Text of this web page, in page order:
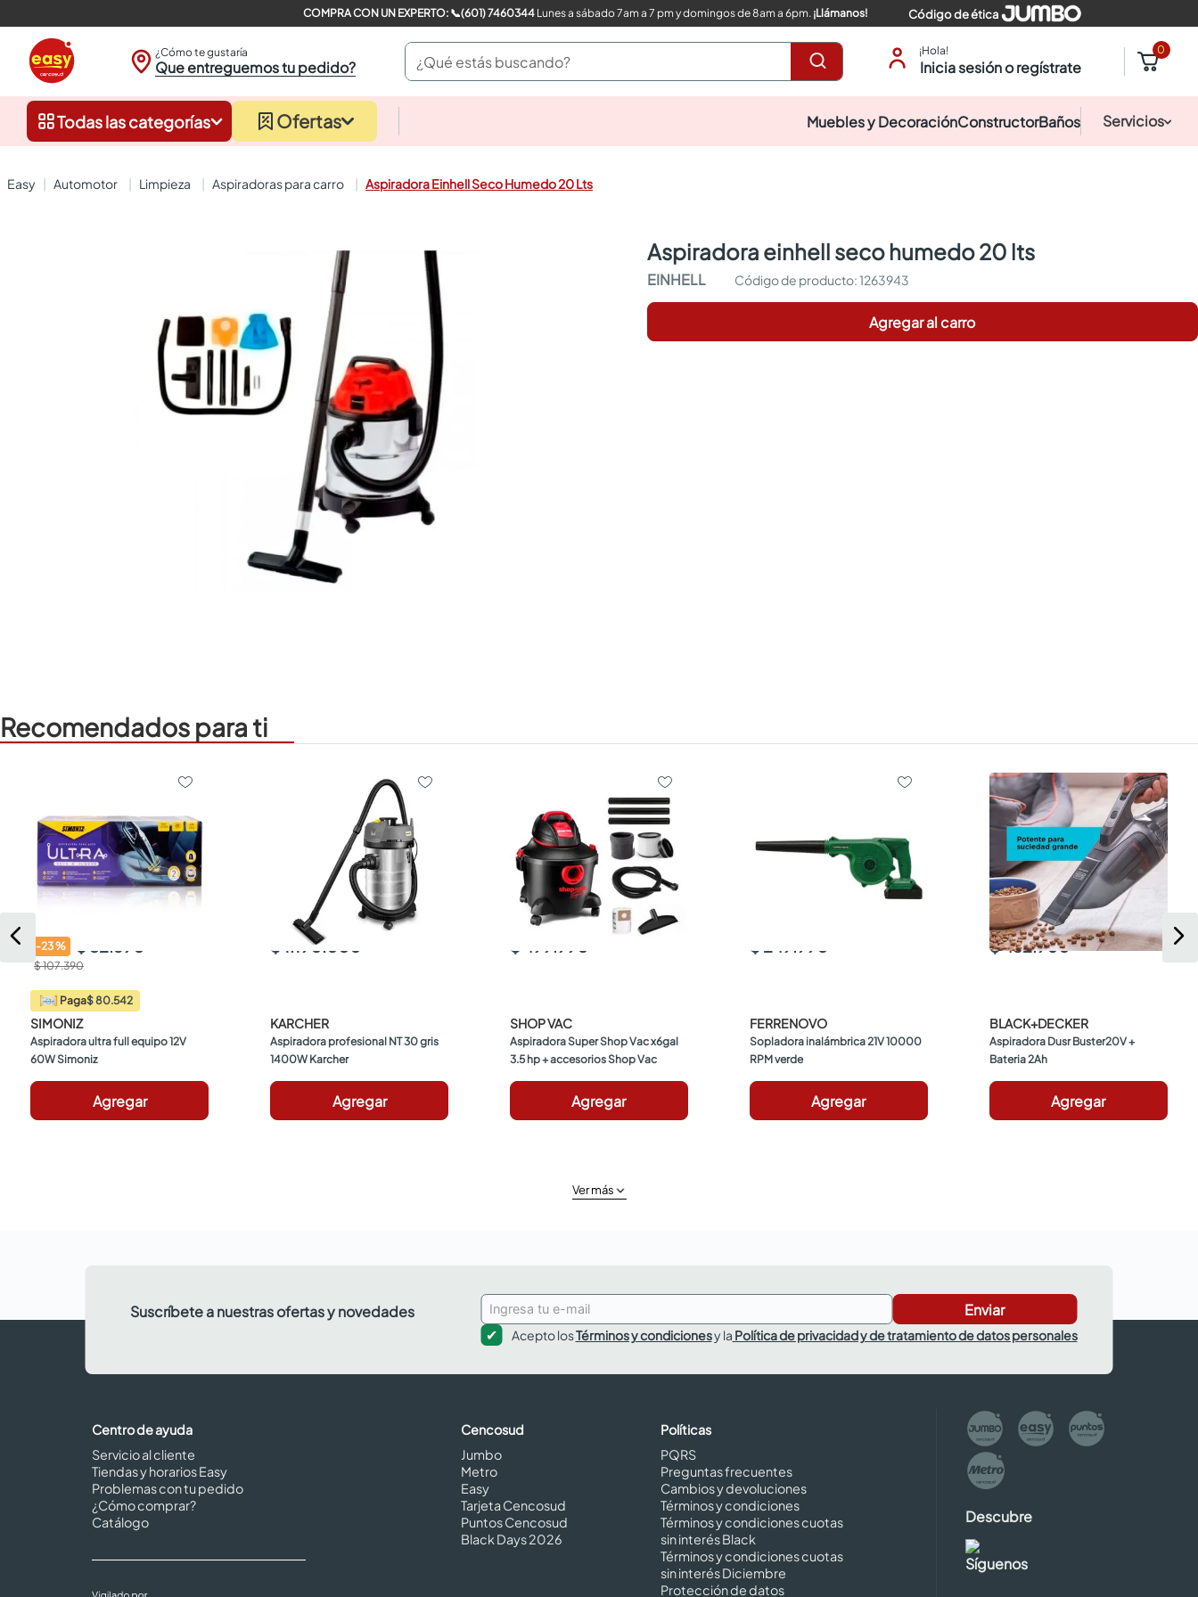
COMPRA CON UN EXPERTO: 📞(601) 7460344Lunes a sábado 7am a 7 pm y domingos de 8am a 6pm. ¡Llámanos! Código de ética
¿Cómo te gustaría
Que entreguemos tu pedido?
¿Qué estás buscando? ¡Hola!
Inicia sesión o regístrate
0
Todas las categorías Ofertas Muebles y DecoraciónConstructorBaños Servicios
automotor limpieza aspiradoras para carro Aspiradora Einhell Seco Humedo 20 Lts
aspiradora einhell seco humedo 20 lts
EINHELL :1263943
Agregar al carro
Recomendados para ti
-23% $ 82.690
$ 107.390
Paga$ 80.542
SIMONIZ
Aspiradora ultra full equipo 12V
60W Simoniz
Agregar
$ 1.190.000
KARCHER
Aspiradora profesional NT 30 gris
1400W Karcher
Agregar
$ 499.990
SHOP VAC
Aspiradora Super Shop Vac x6gal
3.5 hp + accesorios Shop Vac
Agregar
$ 249.990
FERRENOVO
Sopladora inalámbrica 21V 10000
RPM verde
Agregar
$ 452.900
BLACK+DECKER
Aspiradora Dusr Buster20V +
Bateria 2Ah
Agregar
Ver más
Suscríbete a nuestras ofertas y novedades Enviar
Acepto losTérminos y condicionesy la Política de privacidad y de tratamiento de datos personales
Centro de ayuda
Servicio al cliente
Tiendas y horarios Easy
Problemas con tu pedido
¿Cómo comprar?
Catálogo
Cencosud
Jumbo
Metro
Easy
Tarjeta Cencosud
Puntos Cencosud
Black Days 2026
Políticas
PQRS
Preguntas frecuentes
Cambios y devoluciones
Términos y condiciones
Términos y condiciones cuotas
sin interés Black
Términos y condiciones cuotas
sin interés Diciembre
Protección de datos
Descubre
Síguenos
closet
sanitarios
pisos
comedores
armarios closet
neveras